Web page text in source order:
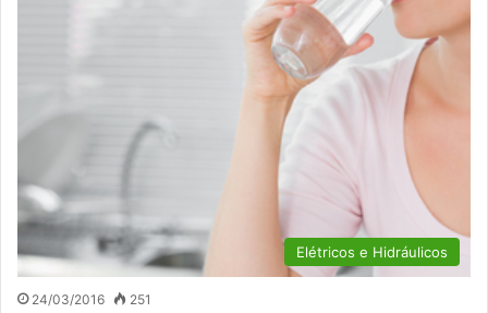
Elétricos e Hidráulicos
24/03/2016 251